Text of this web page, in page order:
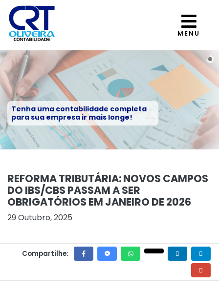
MENU
Tenha uma contabilidade completa
para sua empresa ir mais longe!
REFORMA TRIBUTÁRIA: NOVOS CAMPOS
DO IBS/CBS PASSAM A SER
OBRIGATÓRIOS EM JANEIRO DE 2026
29 Outubro, 2025
Compartilhe: